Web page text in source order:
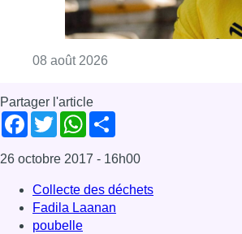
08 août 2026
Partager l'article
Facebook
TwitterWhatsApp
26 octobre 2017 - 16h00
Collecte des déchets
Fadila Laanan
poubelle